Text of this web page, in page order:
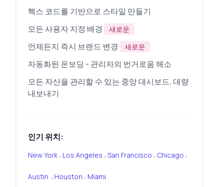
헥스 코드를 기반으로 스타일 만들기
모든 사용자 지정 배경
새로운
언제든지 즉시 브랜드 변경 새로운
자동화된 온보딩 - 관리자의 번거로움 해소
모든 자산을 관리할 수 있는 중앙 대시보드. 대량
내보내기
인기 위치:
New York•Los Angeles •San Francisco • Chicago •
Austin •Houston •Miami